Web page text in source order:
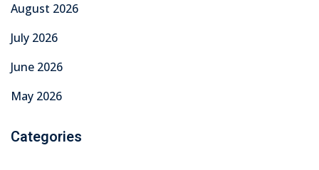
August 2026
July 2026
June 2026
May 2026
Categories